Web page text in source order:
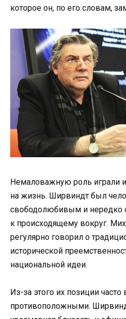
которое он, по его словам,
Немаловажную роль играли
на жизнь. Ширвиндт был
свободолюбивым и нередко
к происходящему вокруг.
регулярно говорил о
исторической
национальной идеи.
Из-за этого их позиции
противоположными.